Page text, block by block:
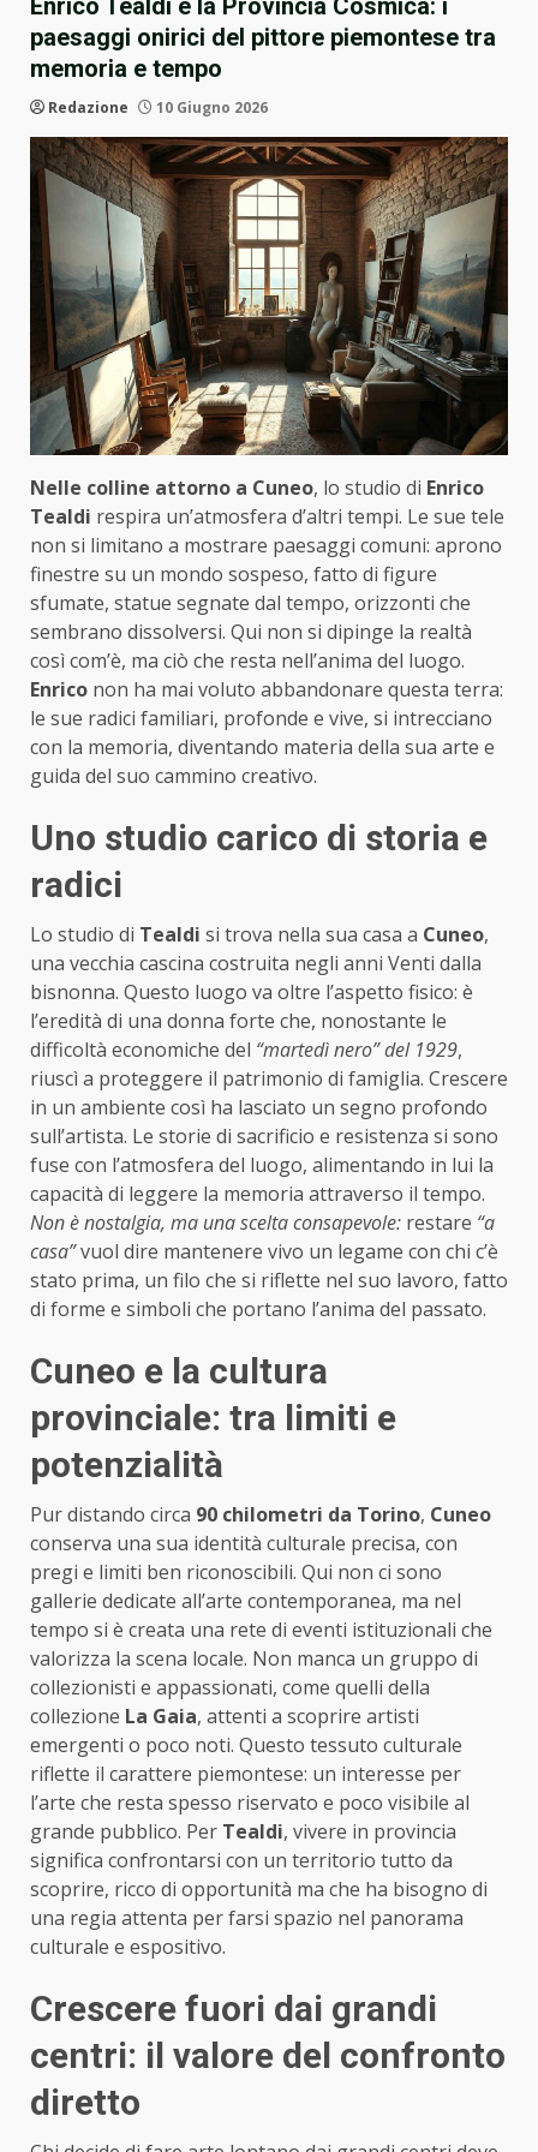
Enrico Tealdi e la Provincia Cosmica: i
paesaggi onirici del pittore piemontese tra
memoria e tempo
Redazione 10 Giugno 2026
Nelle colline attorno a Cuneo, lo studio di Enrico
Tealdi respira un’atmosfera d’altri tempi. Le sue tele
non si limitano a mostrare paesaggi comuni: aprono
finestre su un mondo sospeso, fatto di figure
sfumate, statue segnate dal tempo, orizzonti che
sembrano dissolversi. Qui non si dipinge la realtà
così com’è, ma ciò che resta nell’anima del luogo.
Enrico non ha mai voluto abbandonare questa terra:
le sue radici familiari, profonde e vive, si intrecciano
con la memoria, diventando materia della sua arte e
guida del suo cammino creativo.
Uno studio carico di storia e
radici
Lo studio di Tealdi si trova nella sua casa a Cuneo,
una vecchia cascina costruita negli anni Venti dalla
bisnonna. Questo luogo va oltre l’aspetto fisico: è
l’eredità di una donna forte che, nonostante le
difficoltà economiche del “martedì nero” del 1929,
riuscì a proteggere il patrimonio di famiglia. Crescere
in un ambiente così ha lasciato un segno profondo
sull’artista. Le storie di sacrificio e resistenza si sono
fuse con l’atmosfera del luogo, alimentando in lui la
capacità di leggere la memoria attraverso il tempo.
Non è nostalgia, ma una scelta consapevole: restare “a
casa”vuol dire mantenere vivo un legame con chi c’è
stato prima, un filo che si riflette nel suo lavoro, fatto
di forme e simboli che portano l’anima del passato.
Cuneo e la cultura
provinciale: tra limiti e
potenzialità
Pur distando circa 90 chilometri da Torino, Cuneo
conserva una sua identità culturale precisa, con
pregi e limiti ben riconoscibili. Qui non ci sono
gallerie dedicate all’arte contemporanea, ma nel
tempo si è creata una rete di eventi istituzionali che
valorizza la scena locale. Non manca un gruppo di
collezionisti e appassionati, come quelli della
collezione La Gaia, attenti a scoprire artisti
emergenti o poco noti. Questo tessuto culturale
riflette il carattere piemontese: un interesse per
l’arte che resta spesso riservato e poco visibile al
grande pubblico. Per Tealdi, vivere in provincia
significa confrontarsi con un territorio tutto da
scoprire, ricco di opportunità ma che ha bisogno di
una regia attenta per farsi spazio nel panorama
culturale e espositivo.
Crescere fuori dai grandi
centri: il valore del confronto
diretto